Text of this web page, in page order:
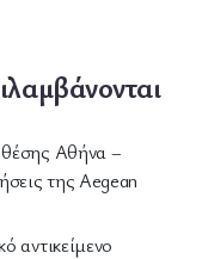
θέσης Αθήνα –
της Aegean
αντικείμενο